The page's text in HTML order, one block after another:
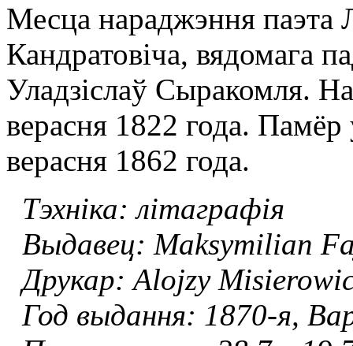
Месца нараджэння паэта
Кандратовіча, вядомага
Уладзіслаў Сыракомля.
верасня 1822 года. Памёр
верасня 1862 года.
Тэхніка: літаграфія
Выдавец: Maksymilian
Друкар: Alojzy
Год выдання: 1870-я,